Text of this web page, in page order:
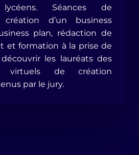
Séances de
création d’un business
plan, rédaction de
et formation à la prise de
les lauréats des
virtuels de création
par le jury.